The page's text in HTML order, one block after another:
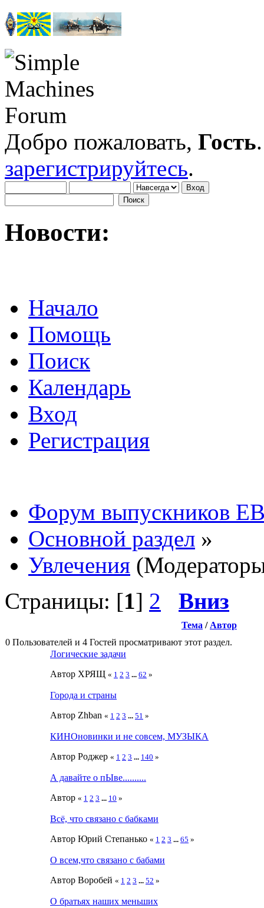
Добро пожаловать, Гость
зарегистрируйтесь.
Новости:
Начало
Помощь
Поиск
Календарь
Вход
Регистрация
Форум выпускников
Основной раздел »
Увлечения
Страницы: [1] 2 Вниз
Тема / Автор
0 Пользователей и 4 Гостей просматривают этот раздел.
Логические задачи
Автор ХРЯЩ « 1 2 3 ... 62 »
Города и страны
Автор Zhban « 1 2 3 ... 51 »
КИНОновинки и не совсем, МУЗЫКА
Автор Роджер « 1 2 3 ... 140 »
А давайте о пЫве..........
Автор « 1 2 3 ... 10 »
Всё, что связано с бабками
Автор Юрий Степанько « 1 2 3 ... 65 »
О всем,что связано с бабами
Автор Воробей « 1 2 3 ... 52 »
О братьях наших меньших